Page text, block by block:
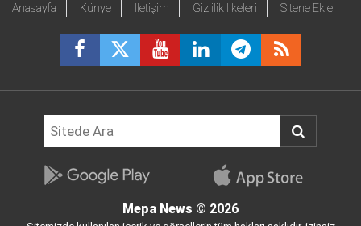
Anasayfa Künye İletişim Gizlilik İlkeleri Sitene Ekle
Mepa News © 2026